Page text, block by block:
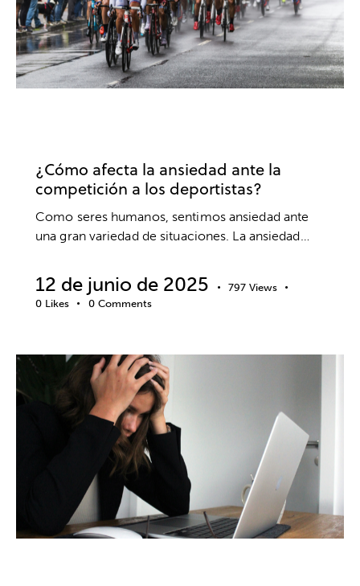
¿Cómo afecta la ansiedad ante la
competición a los deportistas?
Como seres humanos, sentimos ansiedad ante
una gran variedad de situaciones. La ansiedad…
12 de junio de 2025 797 Views
0 Likes 0 Comments